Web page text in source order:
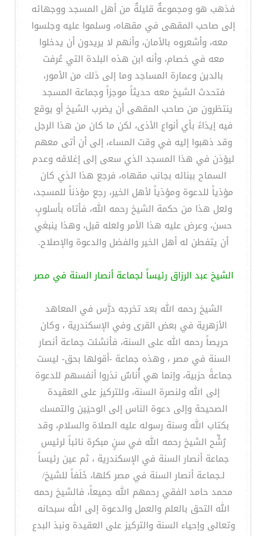
فذهب هو ومجموعةٌ قليلةٌ من أهل المسجد ووجهائه
إلى صاحب المقهى في مقهاه، وسلموا عليه وجلسوا
معه، وأشعروه بالأمان، وأنهم لا يريدون أن يدخلوا
معه في خصام، وأنه ابن هذه البلدة التي عُرفت
بالدين وعمارة المساجد وما إلى ذلك من الأمور،
فتحدث الشيخ معه حديثاً موجزاً وجماعة المسجد
ينتظرون من صاحب المقهى أن يضرب الشيخ أو يوقع
فيه إيذاءً بأي أنواع الأذى، لكن ما كان من هذا الرجل
وقد ذهبوا إليه في وقت المساء، إلى أن أتى معهم
ليؤذن في هذا المسجد الذي سعى إلى إغلاقه وعدم
السماح ببنائه بجانب مقهاه، فرجع هذا الذي كان
مؤذياً للدعوة ومؤذياً لأهل الخير، رجع مؤذناً للمسجد،
ولعل هذا من حكمة الشيخ رحمه الله، فأتاه بأسلوبٍ
حسن، وعرض عليه هذا الأمر ولعله قبل، وهذا ينبغي
أن يتفطن له أهل الخير والفضل والدعوة والإصلاح.
الشيخ عبد الرزاق رئيساً لجماعة أنصار السنة في مصر
الشيخ رحمه الله بعد تخرجه درَّس في المعاهد
الأزهرية في بعض القرى وفي الإسكندرية ، وكان
حريصاً رحمه الله على السنة، فأنشئت جماعة أنصار
السنة في مصر ، وهذه جماعة -أقولها بحق- ليست
جماعةً حزبية، وإنما هي أُناسٌ نذروا أنفسهم للدعوة
إلى الله ولنصرة السنة، وللتركيز على العقيدة
الصحيحة وإلى دعوة الناس إلى الوحيَين والتمسك
بكتاب الله وسنة رسوله عليه الصلاة والسلام، وقد
رُشِّح الشيخ رحمه الله في سنٍ مبكرة نائباً لرئيس
جماعة أنصار السنة في الإسكندرية ، ثم عين رئيساً
لـجماعة أنصار السنة في مصر كلها، خَلَفاً للشيخ/
محمد حامد الفقي رحمهم الله جميعاً، فالشيخ رحمه
الله التحق بالعلم والعمل والدعوة إلى الله سبحانه
وتعالى وإحياء السنة والتركيز على العقيدة ونبذ البدع